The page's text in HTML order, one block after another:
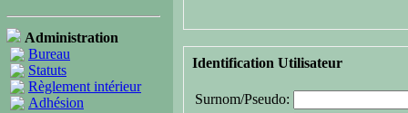
Administration
Bureau
Statuts
Règlement intérieur
Adhésion
Identification Utilisateur
Surnom/Pseudo: